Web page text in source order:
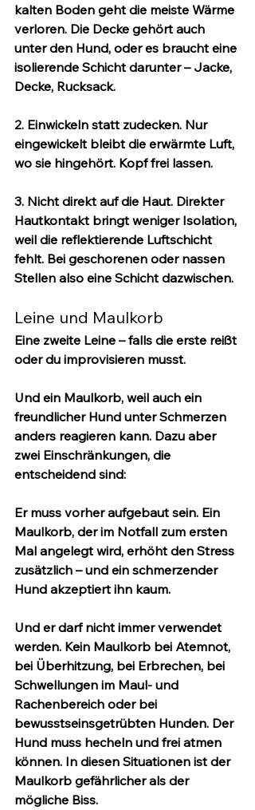
kalten Boden geht die meiste Wärme
verloren. Die Decke gehört auch
unter den Hund, oder es braucht eine
isolierende Schicht darunter – Jacke,
Decke, Rucksack.
2. Einwickeln statt zudecken. Nur
eingewickelt bleibt die erwärmte Luft,
wo sie hingehört. Kopf frei lassen.
3. Nicht direkt auf die Haut. Direkter
Hautkontakt bringt weniger Isolation,
weil die reflektierende Luftschicht
fehlt. Bei geschorenen oder nassen
Stellen also eine Schicht dazwischen.
Leine und Maulkorb
Eine zweite Leine – falls die erste reißt
oder du improvisieren musst.
Und ein Maulkorb, weil auch ein
freundlicher Hund unter Schmerzen
anders reagieren kann. Dazu aber
zwei Einschränkungen, die
entscheidend sind:
Er muss vorher aufgebaut sein. Ein
Maulkorb, der im Notfall zum ersten
Mal angelegt wird, erhöht den Stress
zusätzlich – und ein schmerzender
Hund akzeptiert ihn kaum.
Und er darf nicht immer verwendet
werden. Kein Maulkorb bei Atemnot,
bei Überhitzung, bei Erbrechen, bei
Schwellungen im Maul- und
Rachenbereich oder bei
bewusstseinsgetrübten Hunden. Der
Hund muss hecheln und frei atmen
können. In diesen Situationen ist der
Maulkorb gefährlicher als der
mögliche Biss.